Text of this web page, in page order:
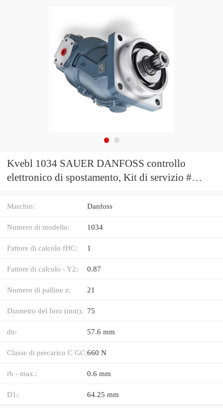
Kvebl 1034 SAUER DANFOSS controllo
elettronico di spostamento, Kit di servizio #
Marchio: Danfoss
Numero di modello: 1034
Fattore di calcolo fHC: 1
Fattore di calcolo - Y2: 0.87
Numero di palline z: 21
Diametro del foro (mm): 75
dn: 57.6 mm
Classe di precarico C GC:660 N
rb - max.: 0.6 mm
D1: 64.25 mm